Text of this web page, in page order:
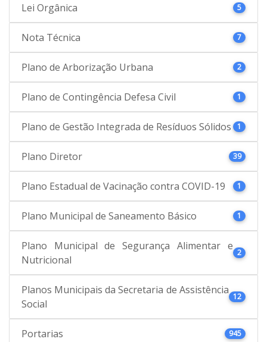
Lei Orgânica 5
Nota Técnica 7
Plano de Arborização Urbana 2
Plano de Contingência Defesa Civil 1
Plano de Gestão Integrada de Resíduos Sólidos 1
Plano Diretor 39
Plano Estadual de Vacinação contra COVID-19 1
Plano Municipal de Saneamento Básico 1
Plano Municipal de Segurança Alimentar e
Nutricional
2
Planos Municipais da Secretaria de Assistência
Social
12
Portarias 945